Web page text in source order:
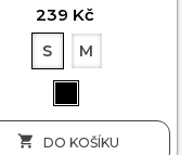
239 Kč
S M
 DO KOŠÍKU